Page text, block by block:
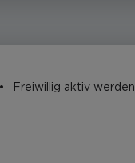
Freiwillig aktiv werden